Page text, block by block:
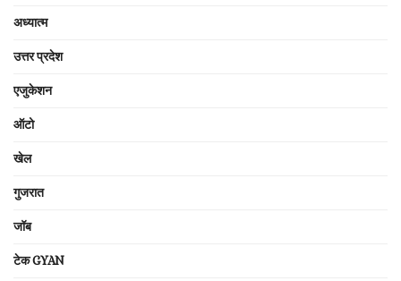
अध्यात्म
उत्तर प्रदेश
एजुकेशन
ऑटो
खेल
गुजरात
जॉब
टेक GYAN